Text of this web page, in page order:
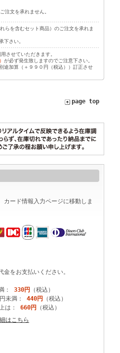
注文を承れません。
らを含むセット商品）のご注文を承れま
下さい。
させていただきます。
が必ず発生致しますのでご注意下さい。
途加算（＋９９０円（税込））訂正させ
page top
カード情報入力ページに移動しま
をお支払いください。
： 330円
（税込）
満： 440円
（税込）
：
660円
（税込）
はこちら